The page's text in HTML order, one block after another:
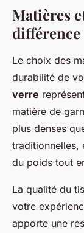
Matières
différence
Le choix des
durabilité de
verre
matière de
plus denses
traditionnelles,
du poids tout
La qualité du
votre
apporte une